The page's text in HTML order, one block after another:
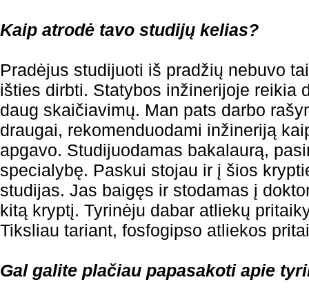
Kaip atrodė tavo studijų kelias?
Pradėjus studijuoti iš pradžių nebuvo
išties dirbti. Statybos inžinerijoje reikia
daug skaičiavimų. Man pats darbo
draugai, rekomenduodami inžineriją
apgavo. Studijuodamas bakalaurą,
specialybę. Paskui stojau ir į šios
studijas. Jas baigęs ir stodamas į
kitą kryptį. Tyrinėju dabar atliekų
Tiksliau tariant, fosfogipso atliekos
Gal galite plačiau papasakoti apie